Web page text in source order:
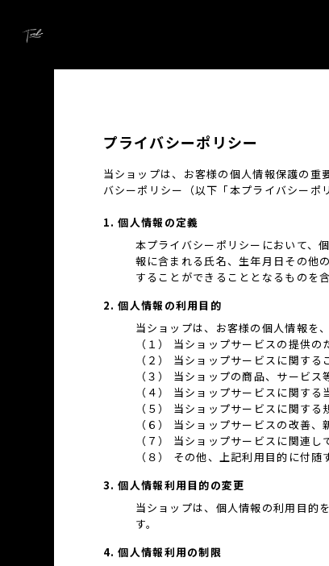
プライバシーポリシー
当ショップは、お客様の個人情報保護の
バシーポリシー（以下「本プライバシーポ
1. 個人情報の定義
本プライバシーポリシーにおいて、
報に含まれる氏名、生年月日その他
することができることとなるものを
2. 個人情報の利用目的
当ショップは、お客様の個人情報を
（１） 当ショップサービスの提供の
（２） 当ショップサービスに関す
（３） 当ショップの商品、サービス
（４） 当ショップサービスに関す
（５） 当ショップサービスに関す
（６） 当ショップサービスの改善
（７） 当ショップサービスに関連
（８） その他、上記利用目的に付随
3. 個人情報利用目的の変更
当ショップは、個人情報の利用目的
す。
4. 個人情報利用の制限